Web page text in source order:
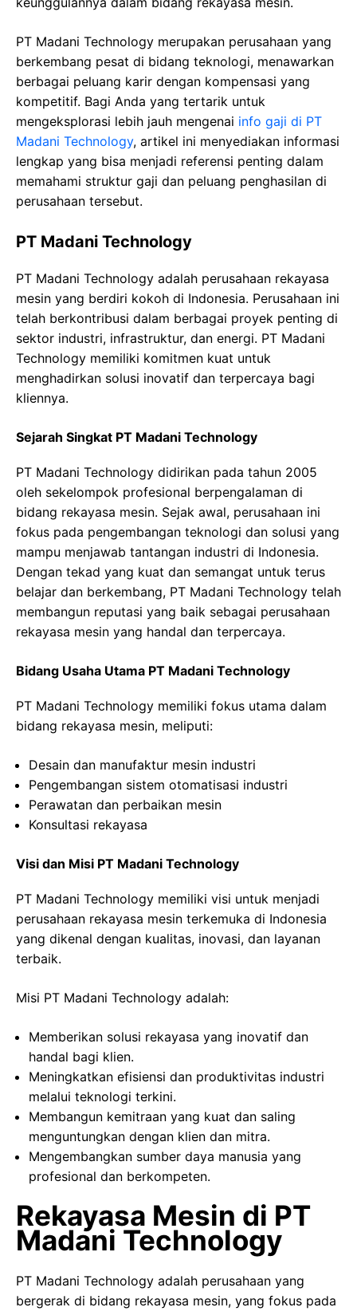
PT Madani Technology merupakan perusahaan yang
berkembang pesat di bidang teknologi, menawarkan
berbagai peluang karir dengan kompensasi yang
kompetitif. Bagi Anda yang tertarik untuk
mengeksplorasi lebih jauh mengenai info gaji di PT
Madani Technology, artikel ini menyediakan informasi
lengkap yang bisa menjadi referensi penting dalam
memahami struktur gaji dan peluang penghasilan di
perusahaan tersebut.
PT Madani Technology
PT Madani Technology adalah perusahaan rekayasa
mesin yang berdiri kokoh di Indonesia. Perusahaan ini
telah berkontribusi dalam berbagai proyek penting di
sektor industri, infrastruktur, dan energi. PT Madani
Technology memiliki komitmen kuat untuk
menghadirkan solusi inovatif dan terpercaya bagi
kliennya.
Sejarah Singkat PT Madani Technology
PT Madani Technology didirikan pada tahun 2005
oleh sekelompok profesional berpengalaman di
bidang rekayasa mesin. Sejak awal, perusahaan ini
fokus pada pengembangan teknologi dan solusi yang
mampu menjawab tantangan industri di Indonesia.
Dengan tekad yang kuat dan semangat untuk terus
belajar dan berkembang, PT Madani Technology telah
membangun reputasi yang baik sebagai perusahaan
rekayasa mesin yang handal dan terpercaya.
Bidang Usaha Utama PT Madani Technology
PT Madani Technology memiliki fokus utama dalam
bidang rekayasa mesin, meliputi:
Desain dan manufaktur mesin industri
Pengembangan sistem otomatisasi industri
Perawatan dan perbaikan mesin
Konsultasi rekayasa
Visi dan Misi PT Madani Technology
PT Madani Technology memiliki visi untuk menjadi
perusahaan rekayasa mesin terkemuka di Indonesia
yang dikenal dengan kualitas, inovasi, dan layanan
terbaik.
Misi PT Madani Technology adalah:
Memberikan solusi rekayasa yang inovatif dan
handal bagi klien.
Meningkatkan efisiensi dan produktivitas industri
melalui teknologi terkini.
Membangun kemitraan yang kuat dan saling
menguntungkan dengan klien dan mitra.
Mengembangkan sumber daya manusia yang
profesional dan berkompeten.
Rekayasa Mesin di PT
Madani Technology
PT Madani Technology adalah perusahaan yang
bergerak di bidang rekayasa mesin, yang fokus pada